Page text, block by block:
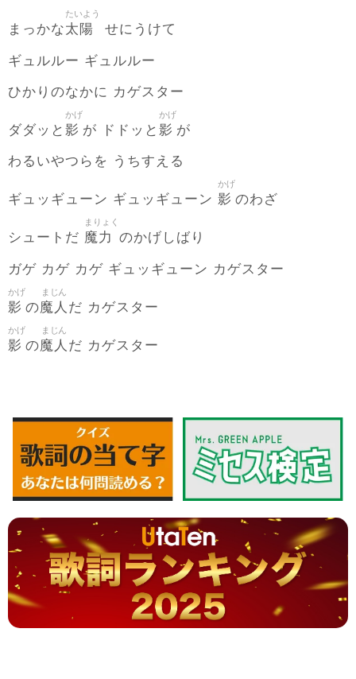
まっかな太陽
たいよう
せにうけて
ギュルルー ギュルルー
ひかりのなかに カゲスター
ダダッと 影
かげ
が ドドッと 影
かげ
が
わるいやつらを うちすえる
ギュッギューン ギュッギューン 影
かげ
のわざ
シュートだ 魔力
まりょく
のかげしばり
ガゲ カゲ カゲ ギュッギューン カゲスター
影
かげ
の魔人
まじん
だ カゲスター
影
かげ
の魔人
まじん
だ カゲスター